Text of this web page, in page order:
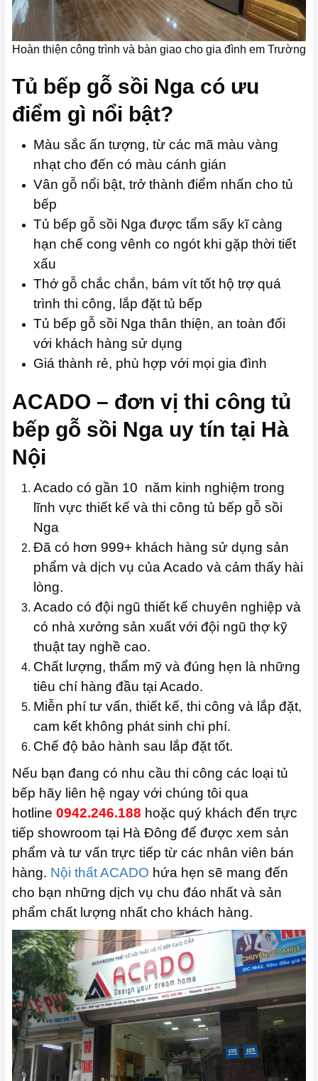
Hoàn thiện công trình và bàn giao cho gia đình em Trường
Tủ bếp gỗ sồi Nga có ưu
điểm gì nổi bật?
Màu sắc ấn tượng, từ các mã màu vàng
nhạt cho đến có màu cánh gián
Vân gỗ nổi bật, trở thành điểm nhấn cho tủ
bếp
Tủ bếp gỗ sồi Nga được tẩm sấy kĩ càng
hạn chế cong vênh co ngót khi gặp thời tiết
xấu
Thớ gỗ chắc chắn, bám vít tốt hộ trợ quá
trình thi công, lắp đặt tủ bếp
Tủ bếp gỗ sồi Nga thân thiện, an toàn đối
với khách hàng sử dụng
Giá thành rẻ, phù hợp với mọi gia đình
ACADO – đơn vị thi công tủ
bếp gỗ sồi Nga uy tín tại Hà
Nội
Acado có gần 10 năm kinh nghiệm trong
lĩnh vực thiết kế và thi công tủ bếp gỗ sồi
Nga
Đã có hơn 999+ khách hàng sử dụng sản
phẩm và dịch vụ của Acado và cảm thấy hài
lòng.
Acado có đội ngũ thiết kế chuyên nghiệp và
có nhà xưởng sản xuất với đội ngũ thợ kỹ
thuật tay nghề cao.
Chất lượng, thẩm mỹ và đúng hẹn là những
tiêu chí hàng đầu tại Acado.
Miễn phí tư vấn, thiết kế, thi công và lắp đặt,
cam kết không phát sinh chi phí.
Chế độ bảo hành sau lắp đặt tốt.
Nếu bạn đang có nhu cầu thi công các loại tủ
bếp hãy liên hệ ngay với chúng tôi qua
hotline 0942.246.188 hoặc quý khách đến trực
tiếp showroom tại Hà Đông để được xem sản
phẩm và tư vấn trực tiếp từ các nhân viên bán
hàng. Nội thất ACADO hứa hẹn sẽ mang đến
cho bạn những dịch vụ chu đáo nhất và sản
phẩm chất lượng nhất cho khách hàng.